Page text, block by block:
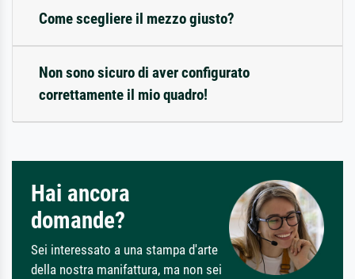
Come scegliere il mezzo giusto?
Non sono sicuro di aver configurato
correttamente il mio quadro!
Hai ancora
domande?
Sei interessato a una stampa d'arte
della nostra manifattura, ma non sei